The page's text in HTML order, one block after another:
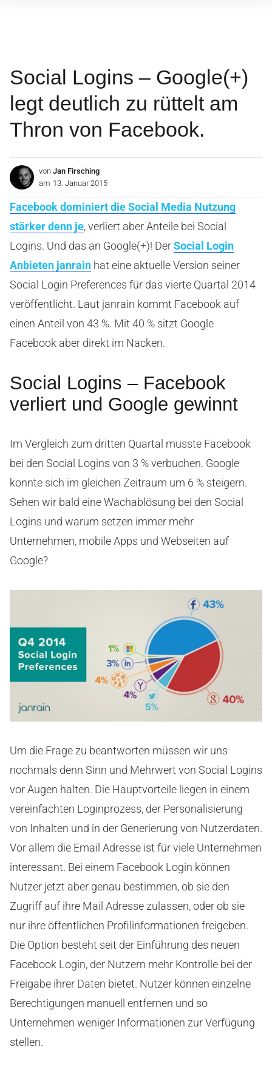
Social Logins – Google(+)
legt deutlich zu rüttelt am
Thron von Facebook.
von Jan Firsching
am 13. Januar 2015
Facebook dominiert die Social Media Nutzung
stärker denn je, verliert aber Anteile bei Social
Logins. Und das an Google(+)! DerSocial Login
Anbieten janrain hat eine aktuelle Version seiner
Social Login Preferences für das vierte Quartal 2014
veröffentlicht. Laut janrain kommt Facebook auf
einen Anteil von 43 %. Mit 40 % sitzt Google
Facebook aber direkt im Nacken.
Social Logins – Facebook
verliert und Google gewinnt
Im Vergleich zum dritten Quartal musste Facebook
bei den Social Logins von 3 % verbuchen. Google
konnte sich im gleichen Zeitraum um 6 % steigern.
Sehen wir bald eine Wachablösung bei den Social
Logins und warum setzen immer mehr
Unternehmen, mobile Apps und Webseiten auf
Google?
Um die Frage zu beantworten müssen wir uns
nochmals denn Sinn und Mehrwert von Social Logins
vor Augen halten. Die Hauptvorteile liegen in einem
vereinfachten Loginprozess, der Personalisierung
von Inhalten und in der Generierung von Nutzerdaten.
Vor allem die Email Adresse ist für viele Unternehmen
interessant. Bei einem Facebook Login können
Nutzer jetzt aber genau bestimmen, ob sie den
Zugriff auf ihre Mail Adresse zulassen, oder ob sie
nur ihre öffentlichen Profilinformationen freigeben.
Die Option besteht seit der Einführung des neuen
Facebook Login, der Nutzern mehr Kontrolle bei der
Freigabe ihrer Daten bietet. Nutzer können einzelne
Berechtigungen manuell entfernen und so
Unternehmen weniger Informationen zur Verfügung
stellen.